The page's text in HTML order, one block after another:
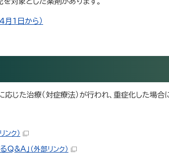
月1日から）
じた治療（対症療法）が行われ、重症化した場合
ンク）
Q&A」 （外部リンク）